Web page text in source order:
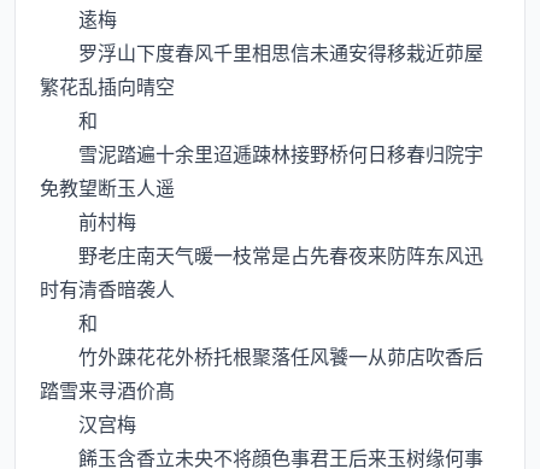
逺梅
罗浮山下度春风千里相思信未通安得移栽近茆屋
繁花乱插向晴空
和
雪泥踏遍十余里迢逓踈林接野桥何日移春归院宇
免教望断玉人遥
前村梅
野老庄南天气暖一枝常是占先春夜来防阵东风迅
时有清香暗袭人
和
竹外踈花花外桥托根聚落任风饕一从茆店吹香后
踏雪来寻酒价髙
汉宫梅
餙玉含香立未央不将顔色事君王后来玉树缘何事